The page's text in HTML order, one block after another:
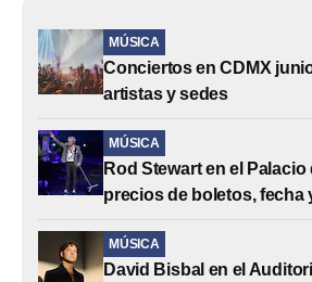
MÚSICA
Conciertos en CDMX
artistas y sedes
MÚSICA
Rod Stewart en el
precios de boletos, fecha
MÚSICA
David Bisbal en el